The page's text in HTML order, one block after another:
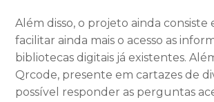
Além disso, o projeto ainda
facilitar ainda mais o acesso as
bibliotecas digitais já existentes.
Qrcode, presente em cartazes de
possível responder as perguntas